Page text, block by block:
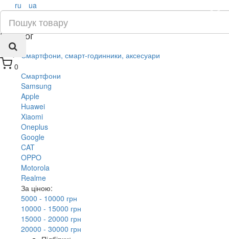
0
×
ru ua
Каталог
Смартфони, смарт-годинники, аксесуари
Смартфони
Samsung
Apple
Huawei
Xiaomi
Oneplus
Google
CAT
OPPO
Motorola
Realme
За ціною:
5000 - 10000 грн
10000 - 15000 грн
15000 - 20000 грн
20000 - 30000 грн